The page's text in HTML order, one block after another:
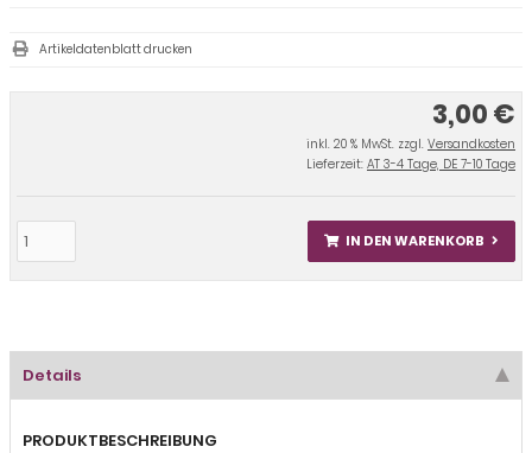
3,00 €
inkl. 20 % MwSt. zzgl. Versandkosten
Lieferzeit: AT 3-4 Tage, DE 7-10 Tage
IN DEN WARENKORB
Artikeldatenblatt drucken
Details
PRODUKTBESCHREIBUNG